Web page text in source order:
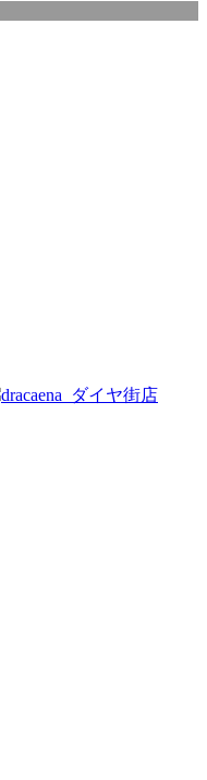
dracaena_ダイヤ街店